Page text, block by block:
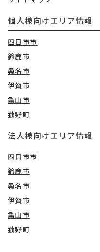
個人様向けエリア情報
四日市市
鈴鹿市
桑名市
伊賀市
亀山市
菰野町
法人様向けエリア情報
四日市市
鈴鹿市
桑名市
伊賀市
亀山市
菰野町